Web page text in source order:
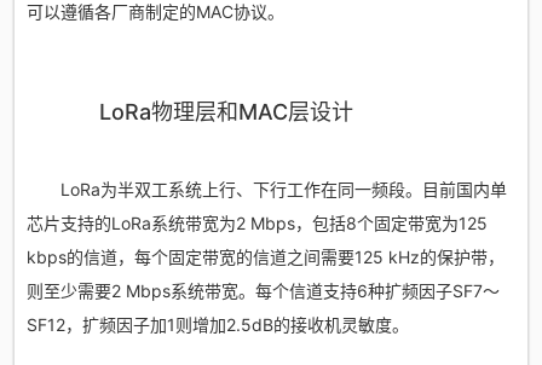
可以遵循各厂商制定的MAC协议。
LoRa物理层和MAC层设计
LoRa为半双工系统上行、下行工作在同一频段。目前国内单
芯片支持的LoRa系统带宽为2 Mbps，包括8个固定带宽为125
kbps的信道，每个固定带宽的信道之间需要125 kHz的保护带，
则至少需要2 Mbps系统带宽。每个信道支持6种扩频因子SF7～
SF12，扩频因子加1则增加2.5dB的接收机灵敏度。